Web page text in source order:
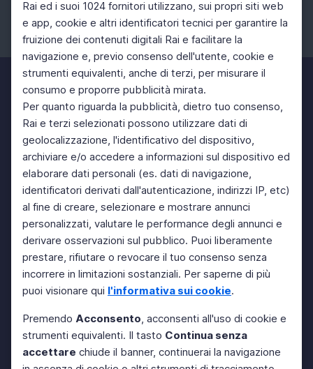
Rai ed i suoi 1024 fornitori utilizzano, sui propri siti web
e app, cookie e altri identificatori tecnici per garantire la
fruizione dei contenuti digitali Rai e facilitare la
navigazione e, previo consenso dell'utente, cookie e
strumenti equivalenti, anche di terzi, per misurare il
consumo e proporre pubblicità mirata.
Per quanto riguarda la pubblicità, dietro tuo consenso,
Rai e terzi selezionati possono utilizzare dati di
geolocalizzazione, l'identificativo del dispositivo,
archiviare e/o accedere a informazioni sul dispositivo ed
elaborare dati personali (es. dati di navigazione,
identificatori derivati dall'autenticazione, indirizzi IP, etc)
al fine di creare, selezionare e mostrare annunci
personalizzati, valutare le performance degli annunci e
derivare osservazioni sul pubblico. Puoi liberamente
prestare, rifiutare o revocare il tuo consenso senza
incorrere in limitazioni sostanziali. Per saperne di più
puoi visionare qui l'informativa sui cookie.
Premendo Acconsento, acconsenti all'uso di cookie e
strumenti equivalenti. Il tasto Continua senza
accettare chiude il banner, continuerai la navigazione
Facebook Instagram Twitter